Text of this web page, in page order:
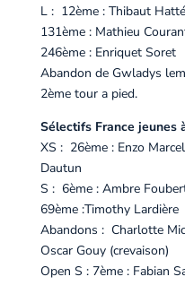
L : 12ème : Thibaut
131ème : Mathieu
246ème : Enriquet Soret
Abandon de Gwladys
2ème tour a pied.
Sélectifs France jeunes
XS : 26ème : Enzo
Dautun
S : 6ème : Ambre
69ème :Timothy Lardière
Abandons : Charlotte
Oscar Gouy (crevaison)
Open S : 7ème : Fabian